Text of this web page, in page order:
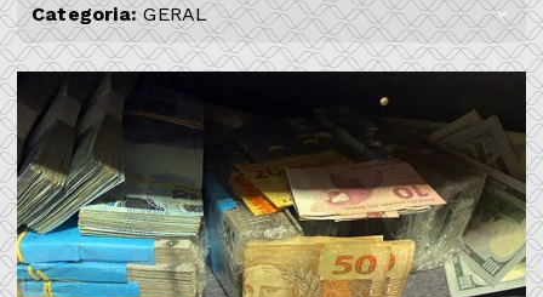
Categoria: GERAL